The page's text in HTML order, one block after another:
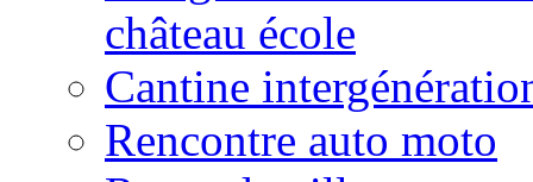
château école
Cantine
Rencontre auto moto